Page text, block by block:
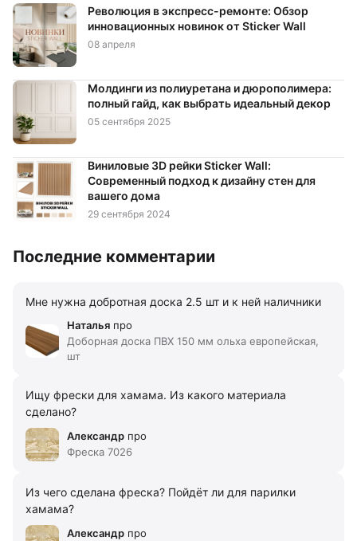
Революция в экспресс-ремонте: Обзор
инновационных новинок от Sticker Wall
08 апреля
Молдинги из полиуретана и дюрополимера:
полный гайд, как выбрать идеальный декор
05 сентября 2025
Виниловые 3D рейки Sticker Wall:
Современный подход к дизайну стен для
вашего дома
29 сентября 2024
Последние комментарии
Мне нужна добротная доска 2.5 шт и к ней наличники
Наталья про
Доборная доска ПВХ 150 мм ольха европейская,
шт
Ищу фрески для хамама. Из какого материала
сделано?
Александр про
Фреска 7026
Из чего сделана фреска? Пойдёт ли для парилки
хамама?
Александр про